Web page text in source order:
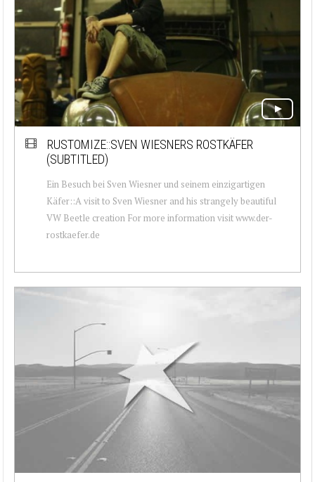
RUSTOMIZE::SVEN WIESNERS ROSTKÄFER
(SUBTITLED)
Ein Besuch bei Sven Wiesner und seinem einzigartigen
Käfer::A visit to Sven Wiesner and his strangely beautiful
VW Beetle creation For more information visit www.der-
rostkaefer.de